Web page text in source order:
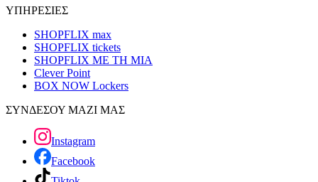
ΥΠΗΡΕΣΙΕΣ
SHOPFLIX max
SHOPFLIX tickets
SHOPFLIX ΜΕ ΤΗ ΜΙΑ
Clever Point
BOX NOW Lockers
ΣΥΝΔΕΣΟΥ ΜΑΖΙ ΜΑΣ
Instagram
Facebook